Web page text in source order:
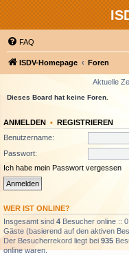
FAQ
ISDV-Homepage Foren
Aktuelle
Dieses Board hat keine Foren.
ANMELDEN • REGISTRIEREN
Benutzername:
Passwort:
Ich habe mein Passwort vergessen
WER IST ONLINE?
Insgesamt sind 4 Besucher online ::
Gäste (basierend auf den aktiven
Der Besucherrekord liegt bei 935
online waren.